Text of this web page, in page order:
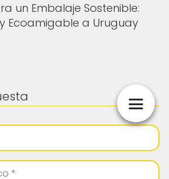
un Embalaje Sostenible:
Ecoamigable a Uruguay